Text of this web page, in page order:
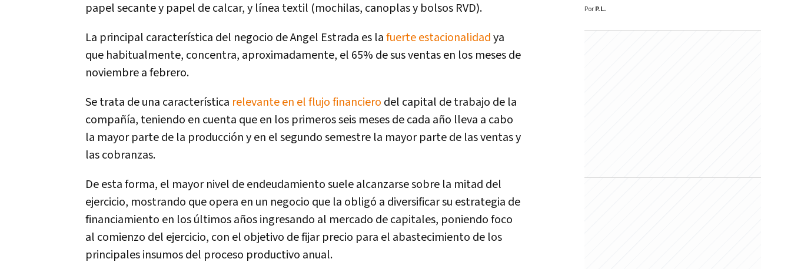
papel secante y papel de calcar, y línea textil (mochilas, canoplas y bolsos RVD).
La principal característica del negocio de Angel Estrada es lafuerte estacionalidadya
que habitualmente, concentra, aproximadamente, el 65% de sus ventas en los meses de
noviembre a febrero.
Se trata de una característica relevante en el flujo financiero del capital de trabajo de la
compañía, teniendo en cuenta que en los primeros seis meses de cada año lleva a cabo
la mayor parte de la producción y en el segundo semestre la mayor parte de las ventas y
las cobranzas.
De esta forma, el mayor nivel de endeudamiento suele alcanzarse sobre la mitad del
ejercicio, mostrando que opera en un negocio que la obligó a diversificar su estrategia de
financiamiento en los últimos años ingresando al mercado de capitales, poniendo foco
al comienzo del ejercicio, con el objetivo de fijar precio para el abastecimiento de los
principales insumos del proceso productivo anual.
Por P.L.